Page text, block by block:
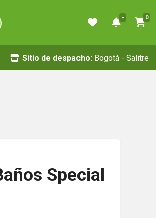
- 0
Sitio de despacho: Bogotá - Salitre
Special